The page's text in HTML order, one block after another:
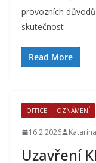
provozních
skutečnost
Read More
OFFICE OZNÁMENÍ
16.2.2026
Uzavření